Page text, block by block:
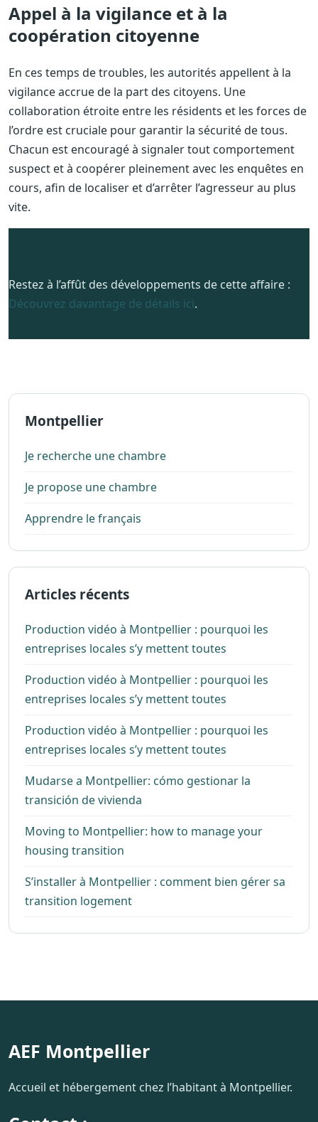
Appel à la vigilance et à la
coopération citoyenne
En ces temps de troubles, les autorités appellent à la
vigilance accrue de la part des citoyens. Une
collaboration étroite entre les résidents et les forces de
l’ordre est cruciale pour garantir la sécurité de tous.
Chacun est encouragé à signaler tout comportement
suspect et à coopérer pleinement avec les enquêtes en
cours, afin de localiser et d’arrêter l’agresseur au plus
vite.
Restez à l’affût des développements de cette affaire :
Découvrez davantage de détails ici.
Montpellier
Je recherche une chambre
Je propose une chambre
Apprendre le français
Articles récents
Production vidéo à Montpellier : pourquoi les
entreprises locales s’y mettent toutes
Production vidéo à Montpellier : pourquoi les
entreprises locales s’y mettent toutes
Production vidéo à Montpellier : pourquoi les
entreprises locales s’y mettent toutes
Mudarse a Montpellier: cómo gestionar la
transición de vivienda
Moving to Montpellier: how to manage your
housing transition
S’installer à Montpellier : comment bien gérer sa
transition logement
AEF Montpellier
Accueil et hébergement chez l’habitant à Montpellier.